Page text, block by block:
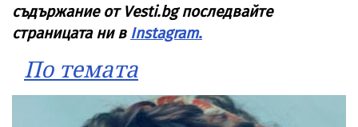
съдържание от Vesti.bg последвайте
страницата ни в Instagram.
По темата